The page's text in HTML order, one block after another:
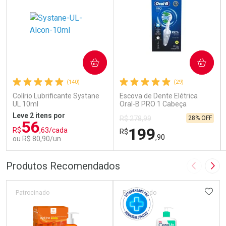
(140)
Colírio Lubrificante Systane
UL 10ml
Leve 2 itens por
R$56,63/cada
ou R$ 80,90/un
COMPRAR
FECHAR
FECHAR
Por Menos
(29)
Escova de Dente Elétrica
Oral-B PRO 1 Cabeça
Redonda Recarregável 1
Unidade
R$ 278,99
R$199,90
28% OFF
COMPRAR
Por Menos
Produtos Recomendados Imagem
Patrocinado Patrocinado